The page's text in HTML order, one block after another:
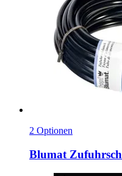
2 Optionen
Blumat